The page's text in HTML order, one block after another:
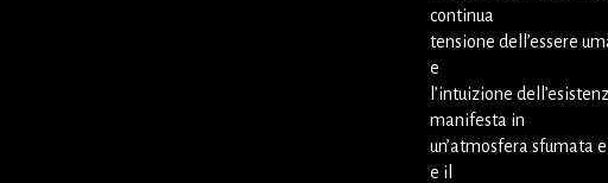
continua
tensione dell’essere
e
l’intuizione
manifesta in
un’atmosfera sfumata
e il